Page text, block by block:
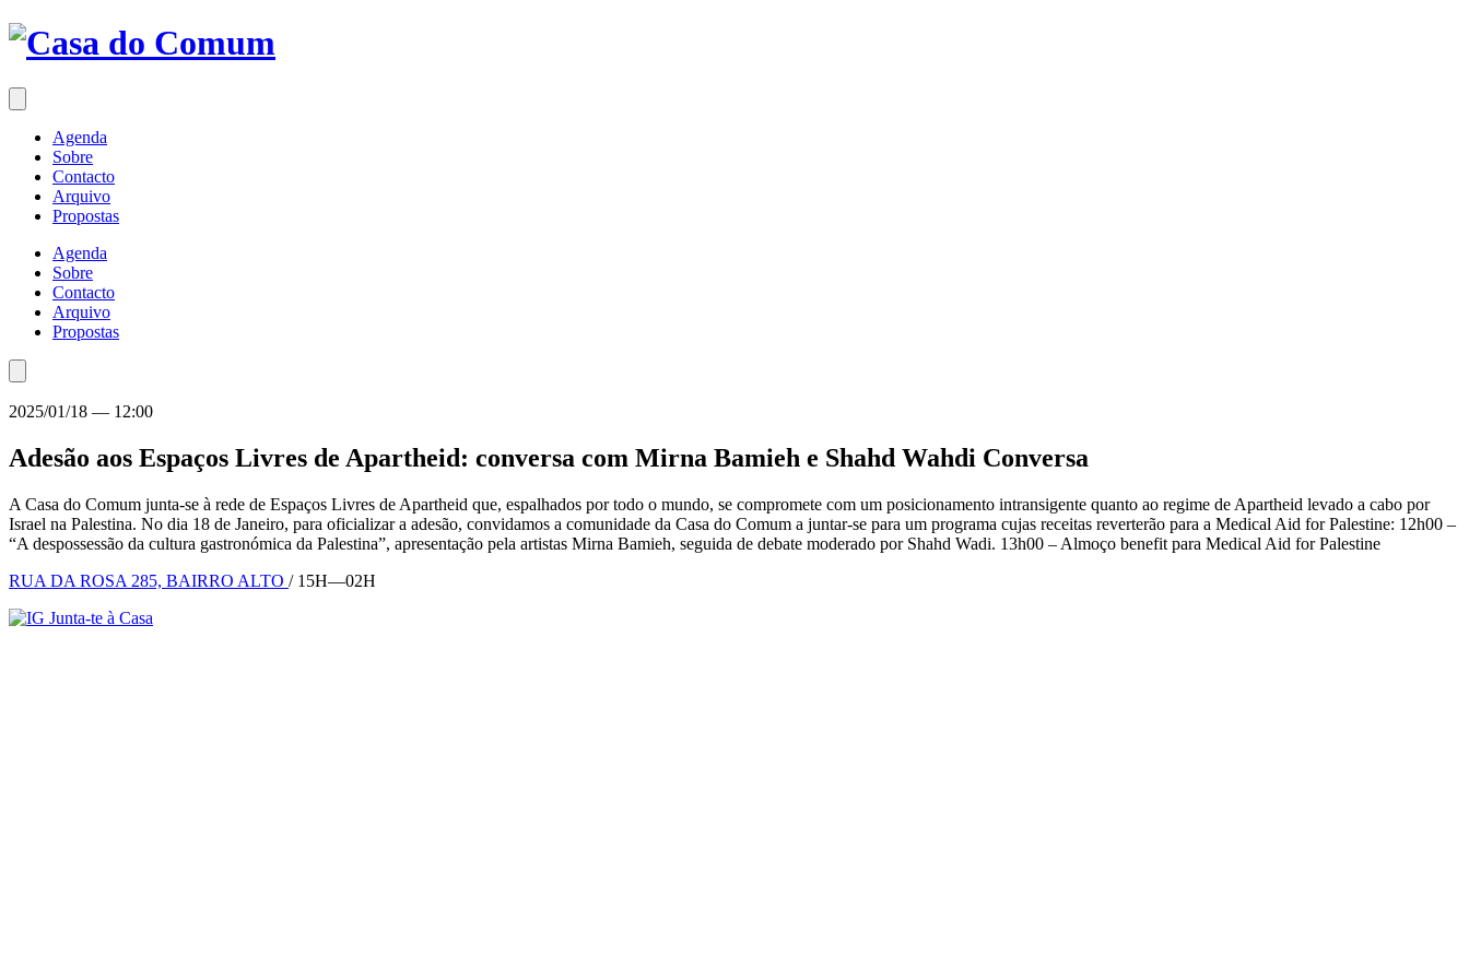
Saltar
para
conteúdo
Agenda
Sobre
Contacto
Arquivo
Propostas
Agenda
Sobre
Contacto
Arquivo
Propostas
2025/01/18 — 12:00
Adesão aos Espaços Livres de Apartheid: conversa com Mirna Bamieh e Shahd Wahdi Conversa
A Casa do Comum junta-se à rede de Espaços Livres de Apartheid que, espalhados por todo o mundo, se compromete com um posicionamento intransigente quanto ao regime de Apartheid levado a cabo por
Israel na Palestina. No dia 18 de Janeiro, para oficializar a adesão, convidamos a comunidade da Casa do Comum a juntar-se para um programa cujas receitas reverterão para a Medical Aid for Palestine: 12h00 –
“A despossessão da cultura gastronómica da Palestina”, apresentação pela artistas Mirna Bamieh, seguida de debate moderado por Shahd Wadi. 13h00 – Almoço benefit para Medical Aid for Palestine
RUA DA ROSA 285, BAIRRO ALTO / 15H—02H
Junta-te à Casa